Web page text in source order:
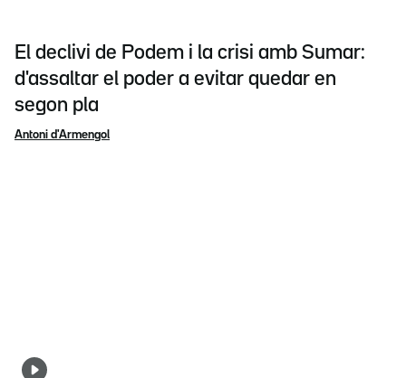
El declivi de Podem i la crisi amb Sumar:
d'assaltar el poder a evitar quedar en
segon pla
Antoni d'Armengol